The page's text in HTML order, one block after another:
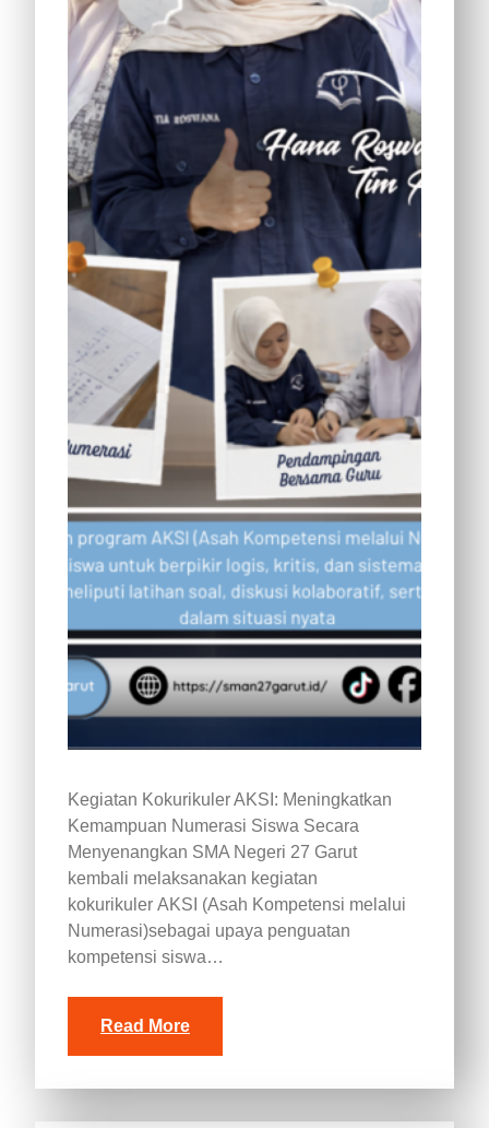
Kegiatan Kokurikuler AKSI: Meningkatkan
Kemampuan Numerasi Siswa Secara
Menyenangkan SMA Negeri 27 Garut
kembali melaksanakan kegiatan
kokurikuler AKSI (Asah Kompetensi melalui
Numerasi)sebagai upaya penguatan
kompetensi siswa…
Read More